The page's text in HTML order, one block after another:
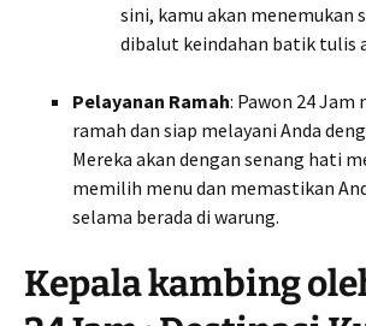
sini, kamu akan menemukan
dibalut keindahan batik tulis
Pelayanan Ramah: Pawon 24
ramah dan siap melayani Anda
Mereka akan dengan senang hati
memilih menu dan memastikan
selama berada di warung.
Kepala kambing